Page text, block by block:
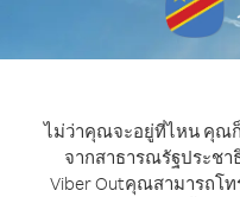
ไม่ว่าคุณจะอยู่ที่ไหน คุณ
จากสาธารณรัฐประชา
Viber Outคุณสามารถโท